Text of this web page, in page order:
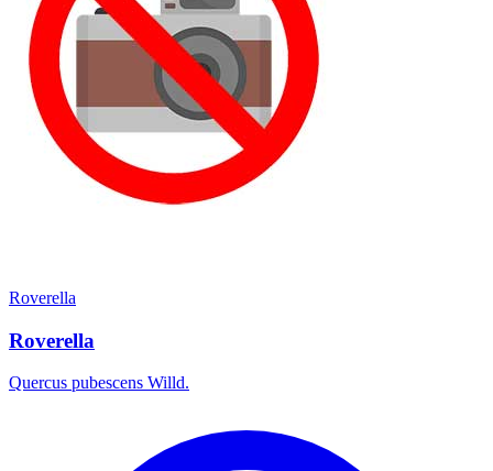
Roverella
Roverella
Quercus pubescens Willd.